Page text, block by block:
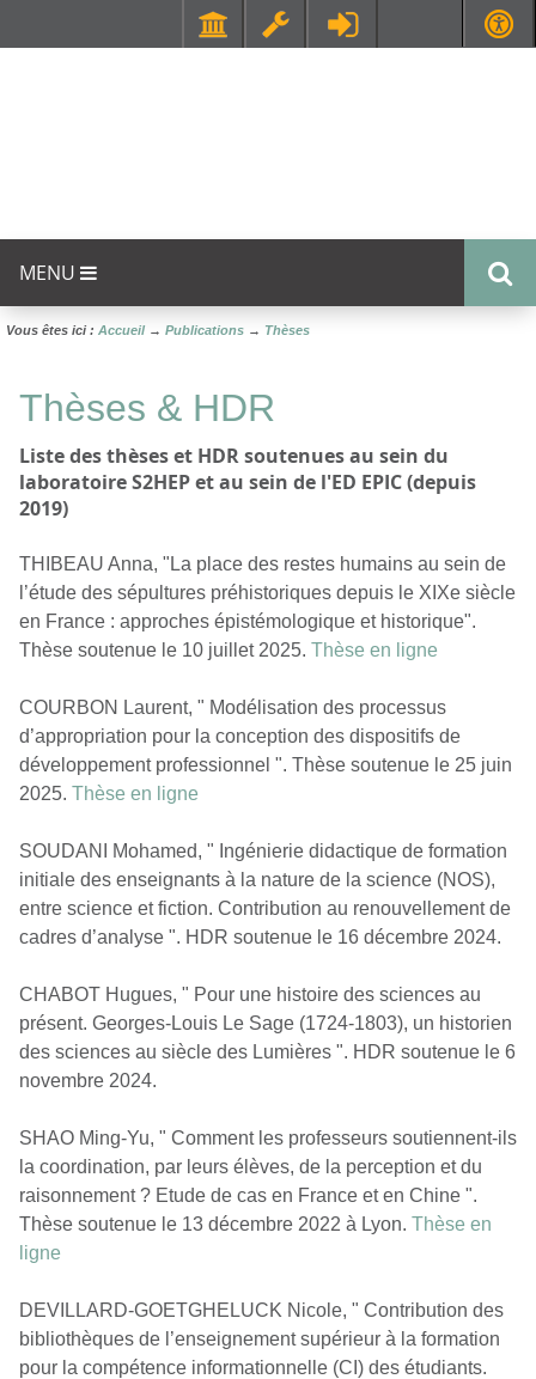
MENU
Vous êtes ici : Accueil→ Publications → Thèses
Thèses & HDR
Liste des thèses et HDR soutenues au sein du
laboratoire S2HEP et au sein de l'ED EPIC (depuis
2019)
THIBEAU Anna, "La place des restes humains au sein de
l’étude des sépultures préhistoriques depuis le XIXe siècle
en France : approches épistémologique et historique".
Thèse soutenue le 10 juillet 2025. Thèse en ligne
COURBON Laurent, " Modélisation des processus
d’appropriation pour la conception des dispositifs de
développement professionnel ". Thèse soutenue le 25 juin
2025. Thèse en ligne
SOUDANI Mohamed, " Ingénierie didactique de formation
initiale des enseignants à la nature de la science (NOS),
entre science et fiction. Contribution au renouvellement de
cadres d’analyse ". HDR soutenue le 16 décembre 2024.
CHABOT Hugues, " Pour une histoire des sciences au
présent. Georges-Louis Le Sage (1724-1803), un historien
des sciences au siècle des Lumières ". HDR soutenue le 6
novembre 2024.
SHAO Ming-Yu, " Comment les professeurs soutiennent-ils
la coordination, par leurs élèves, de la perception et du
raisonnement ? Etude de cas en France et en Chine ".
Thèse soutenue le 13 décembre 2022 à Lyon. Thèse en
ligne
DEVILLARD-GOETGHELUCK Nicole, " Contribution des
bibliothèques de l’enseignement supérieur à la formation
pour la compétence informationnelle (CI) des étudiants.